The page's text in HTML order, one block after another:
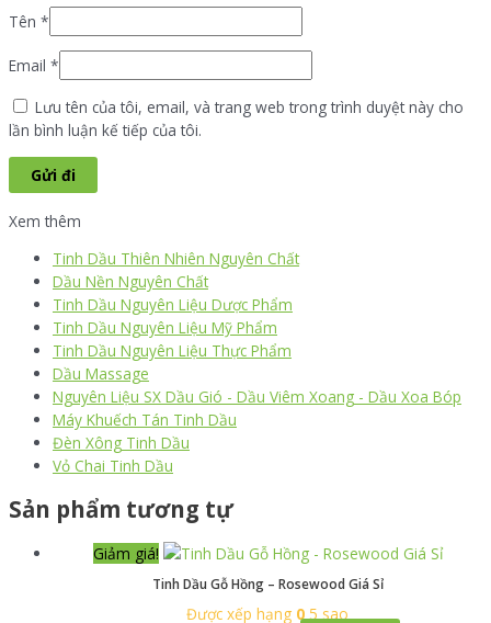
Tên *
Email *
Lưu tên của tôi, email, và trang web trong trình duyệt này cho
lần bình luận kế tiếp của tôi.
Xem thêm
Tinh Dầu Thiên Nhiên Nguyên Chất
Dầu Nền Nguyên Chất
Tinh Dầu Nguyên Liệu Dược Phẩm
Tinh Dầu Nguyên Liệu Mỹ Phẩm
Tinh Dầu Nguyên Liệu Thực Phẩm
Dầu Massage
Nguyên Liệu SX Dầu Gió - Dầu Viêm Xoang - Dầu Xoa Bóp
Máy Khuếch Tán Tinh Dầu
Đèn Xông Tinh Dầu
Vỏ Chai Tinh Dầu
Sản phẩm tương tự
Giảm giá!
Tinh Dầu Gỗ Hồng – Rosewood Giá Sỉ
Được xếp hạng 05 sao